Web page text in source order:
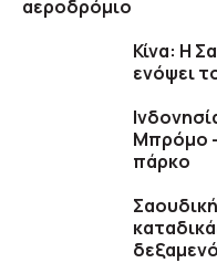
αεροδρόμιο
Κίνα: Η
ενόψει
Μπρόμο
πάρκο